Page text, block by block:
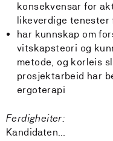
konsekvensar for
likeverdige tenester
har kunnskap om
vitskapsteori og
metode, og korleis
prosjektarbeid har
ergoterapi
Ferdigheiter:
Kandidaten…